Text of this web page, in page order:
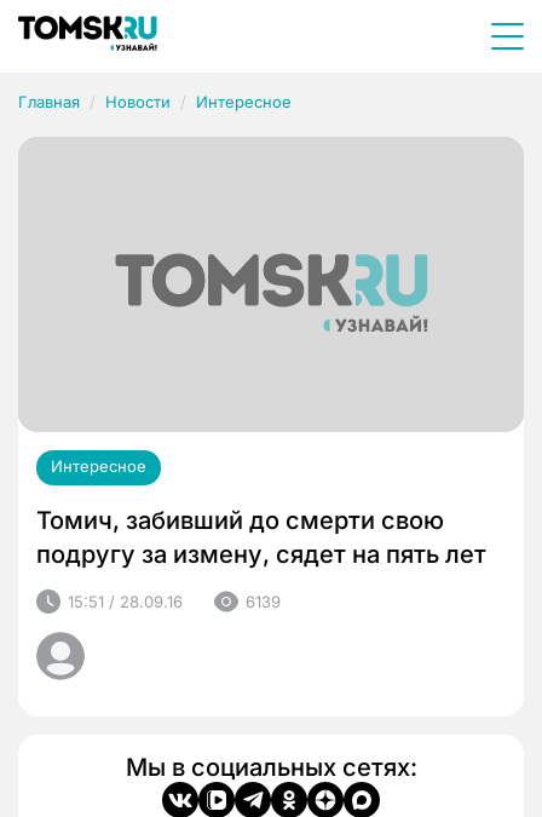
Главная Новости Интересное
Интересное
Томич, забивший до смерти свою
подругу за измену, сядет на пять лет
15:51 / 28.09.16 6139
Мы в социальных сетях: